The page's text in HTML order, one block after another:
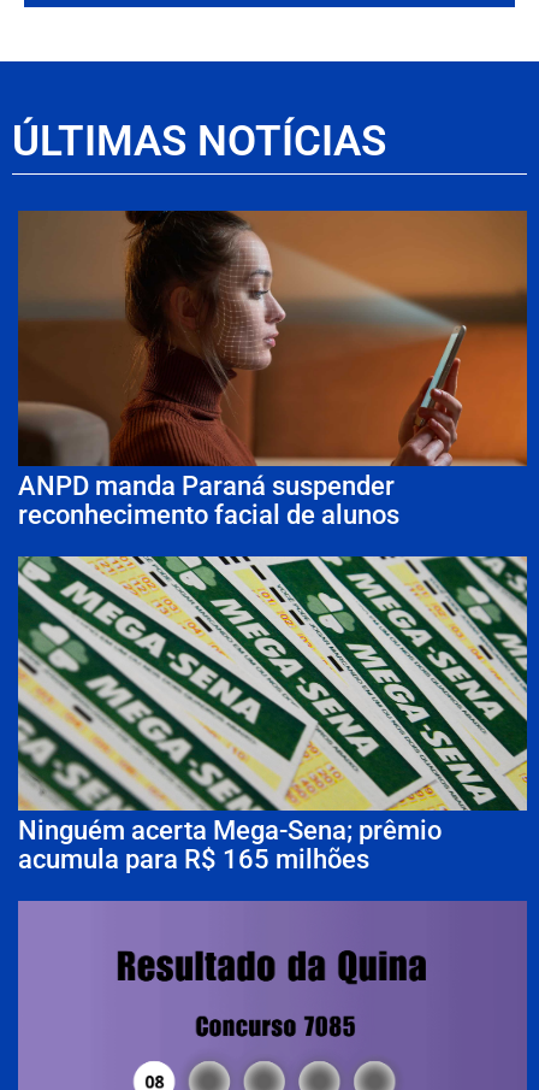
ÚLTIMAS NOTÍCIAS
ANPD manda Paraná suspender
reconhecimento facial de alunos
Ninguém acerta Mega-Sena; prêmio
acumula para R$ 165 milhões